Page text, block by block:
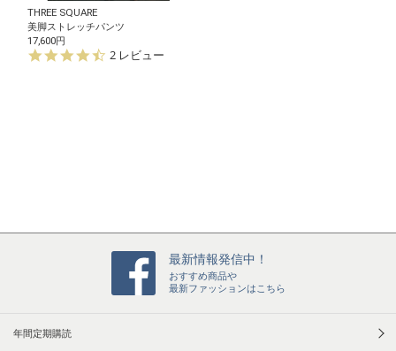
THREE SQUARE
美脚ストレッチパンツ
17,600円
4.
2 レビュー
最新情報発信中！
おすすめ商品や
最新ファッションはこちら
年間定期購読